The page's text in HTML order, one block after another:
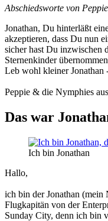
Abschiedsworte von
Jonathan, Du hinterläßt
akzeptieren, dass Du nun
sicher hast Du inzwischen
Sternenkinder
Leb wohl kleiner Jonathan
Peppie & die Nymphies
Das war
Ich bin Jonathan
Hallo,
ich bin der Jonathan (mein
Flugkapitän von der
Sunday City, denn ich bin